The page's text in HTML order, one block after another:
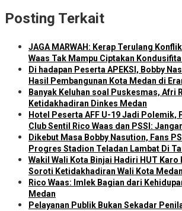
Posting Terkait
JAGA MARWAH: Kerap Terulang
Waas Tak Mampu Ciptakan
Di hadapan Peserta APEKSI, Bobby
Hasil Pembangunan Kota Medan di
Banyak Keluhan soal Puskesmas, Afri
Ketidakhadiran Dinkes Medan
Hotel Peserta AFF U-19 Jadi Polemik,
Club Sentil Rico Waas dan PSSI:
Dikebut Masa Bobby Nasution, Fans
Progres Stadion Teladan Lambat Di
Wakil Wali Kota Binjai Hadiri HUT
Soroti Ketidakhadiran Wali Kota Medan
Rico Waas: Imlek Bagian dari
Medan
Pelayanan Publik Bukan Sekadar